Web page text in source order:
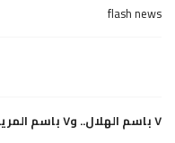
flash news
٧ باسم الهلال.. و٧ باسم المريخ و٥ أهلاوية